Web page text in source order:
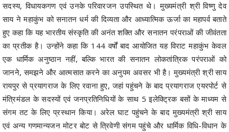
सदस्य, विधायकगण एवं उनके परिवारजन उपस्थित थे। मुख्यमंत्री श्री विष्णु देव
साय ने महाकुंभ को सनातन धर्म की दिव्यता और आध्यात्मिक ऊर्जा का महापर्व बताते
हुए कहा कि यह भारतीय संस्कृति की अनंत शक्ति और सनातन परंपराओं की जीवंतता
का प्रतीक है। उन्होंने कहा कि 144 वर्षों बाद आयोजित यह विराट महाकुंभ केवल
एक धार्मिक अनुष्ठान नहीं, बल्कि भारत की सनातन लोकतांत्रिक परंपराओं को
जानने, समझने और आत्मसात करने का अनुपम अवसर भी है। मुख्यमंत्री श्री साय
रायपुर से प्रयागराज के लिए रवाना हुए, जहां पहुंचने के बाद प्रयागराज एयरपोर्ट से
मंत्रिमंडल के सदस्यों एवं जनप्रतिनिधियों के साथ 5 इलेक्ट्रिक बसों के माध्यम से
संगम तट के लिए प्रस्थान किया। अरेल घाट पहुंचने के बाद मुख्यमंत्री श्री साय
एवं अन्य गणमान्यजन मोटर बोट से त्रिवेणी संगम पहुंचे और धार्मिक विधि-विधान के